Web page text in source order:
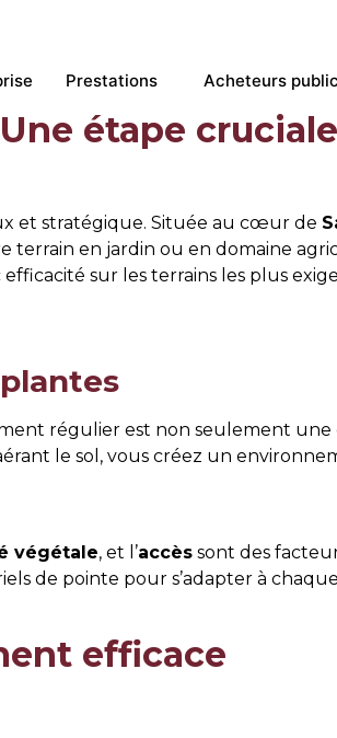
Prestations Acheteurs
étape
et stratégique. Située au cœur de
en jardin ou en domaine
sur les terrains les plus
régulier est non seulement une
le sol, vous créez un
végétale, et l’accès sont des
de pointe pour s’adapter à
efficace